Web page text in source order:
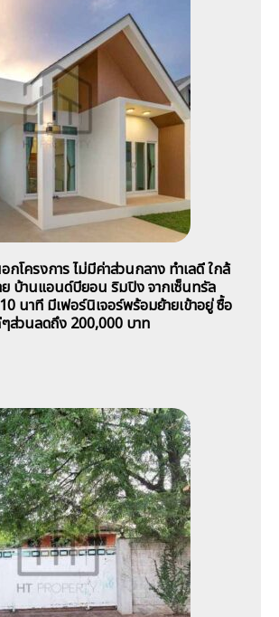
กโครงการ ไม่มีค่าส่วนกลาง ทำเลดี ใกล้
ย บ้านแอนด์บียอน ริมปิง จากเซ็นทรัล
นาที มีเฟอร์นิเจอร์พร้อมย้ายเข้าอยู่ ซื้อ
ส่วนลดถึง 200,000 บาท